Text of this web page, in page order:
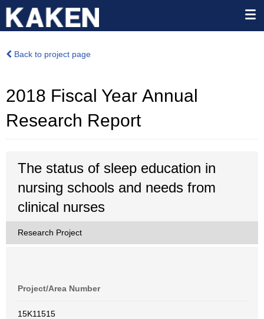
Back to project page
2018 Fiscal Year Annual
Research Report
The status of sleep education in
nursing schools and needs from
clinical nurses
Research Project
Project/Area Number
15K11515